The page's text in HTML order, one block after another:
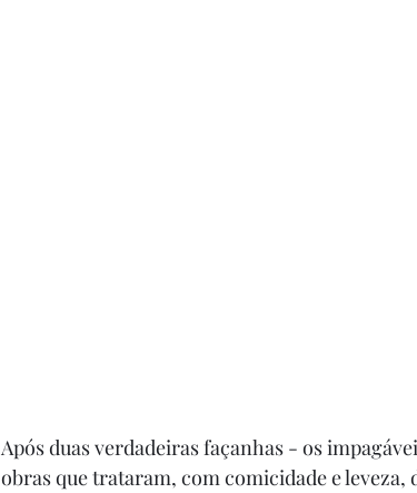
Após duas verdadeiras façanhas - os
obras que trataram, com comicidade e